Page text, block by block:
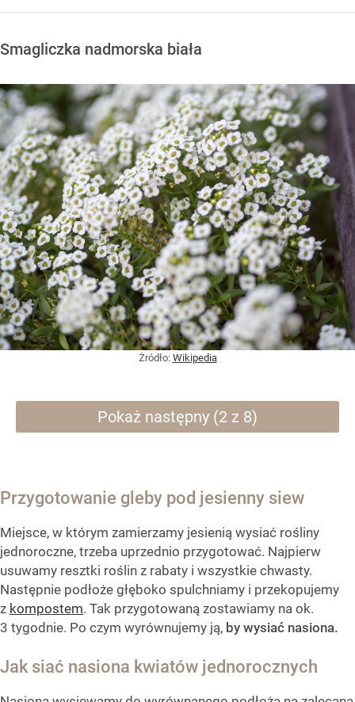
Smagliczka nadmorska biała
Żródło: Wikipedia
Pokaż następny (2 z 8)
Przygotowanie gleby pod jesienny siew
Miejsce, w którym zamierzamy jesienią wysiać rośliny
jednoroczne, trzeba uprzednio przygotować. Najpierw
usuwamy resztki roślin z rabaty i wszystkie chwasty.
Następnie podłoże głęboko spulchniamy i przekopujemy
z kompostem. Tak przygotowaną zostawiamy na ok.
3 tygodnie. Po czym wyrównujemy ją, by wysiać nasiona.
Jak siać nasiona kwiatów jednorocznych